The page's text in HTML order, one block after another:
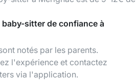
sitter de confiance à
notés par les parents.
l'expérience et contactez
via l'application.